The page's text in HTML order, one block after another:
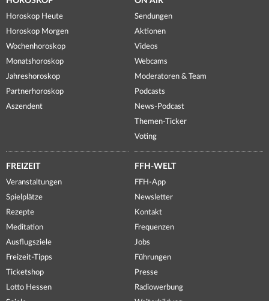
Horoskop Heute
Horoskop Morgen
Wochenhoroskop
Monatshoroskop
Jahreshoroskop
Partnerhoroskop
Aszendent
Sendungen
Aktionen
Videos
Webcams
Moderatoren & Team
Podcasts
News-Podcast
Themen-Ticker
Voting
FREIZEIT
Veranstaltungen
Spielplätze
Rezepte
Meditation
Ausflugsziele
Freizeit-Tipps
Ticketshop
Lotto Hessen
FFH-WELT
FFH-App
Newsletter
Kontakt
Frequenzen
Jobs
Führungen
Presse
Radiowerbung